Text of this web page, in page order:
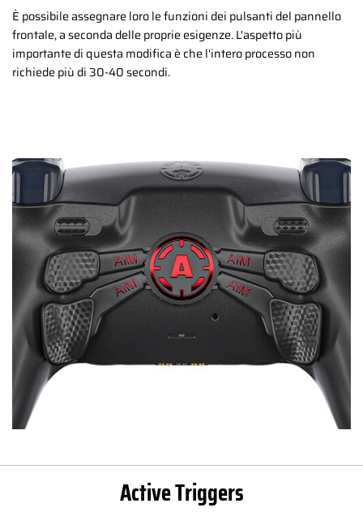
È possibile assegnare loro le funzioni dei pulsanti del pannello
frontale, a seconda delle proprie esigenze. L'aspetto più
importante di questa modifica è che l'intero processo non
richiede più di 30-40 secondi.
Active Triggers